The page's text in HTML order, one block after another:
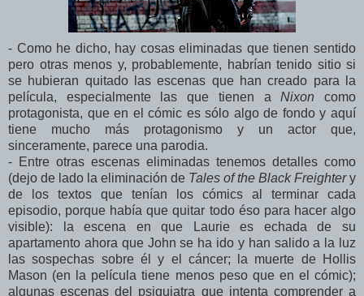
- Como he dicho, hay cosas eliminadas que tienen sentido
pero otras menos y, probablemente, habrían tenido sitio si
se hubieran quitado las escenas que han creado para la
película, especialmente las que tienen aNixon como
protagonista, que en el cómic es sólo algo de fondo y aquí
tiene mucho más protagonismo y un actor que,
sinceramente, parece una parodia.
- Entre otras escenas eliminadas tenemos detalles como
(dejo de lado la eliminación de Tales of the Black Freightery
de los textos que tenían los cómics al terminar cada
episodio, porque había que quitar todo éso para hacer algo
visible): la escena en que Laurie es echada de su
apartamento ahora que John se ha ido y han salido a la luz
las sospechas sobre él y el cáncer; la muerte de Hollis
Mason (en la película tiene menos peso que en el cómic);
algunas escenas del psiquiatra que intenta comprender a